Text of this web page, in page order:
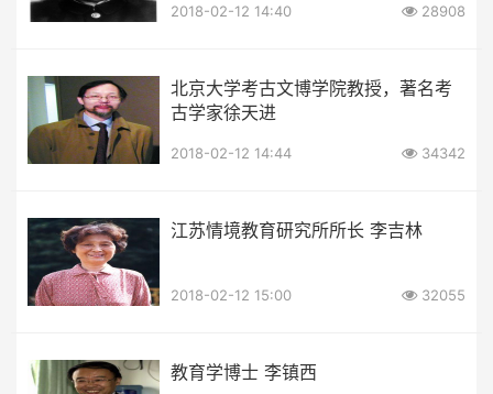
2018-02-12 14:40 28908
北京大学考古文博学院教授，著名考
古学家徐天进
2018-02-12 14:44 34342
江苏情境教育研究所所长 李吉林
2018-02-12 15:00 32055
教育学博士 李镇西